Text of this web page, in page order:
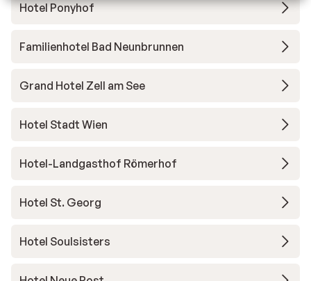
Hotel Ponyhof
Familienhotel Bad Neunbrunnen
Grand Hotel Zell am See
Hotel Stadt Wien
Hotel-Landgasthof Römerhof
Hotel St. Georg
Hotel Soulsisters